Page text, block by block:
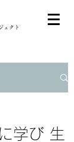
ェクト
学び 生